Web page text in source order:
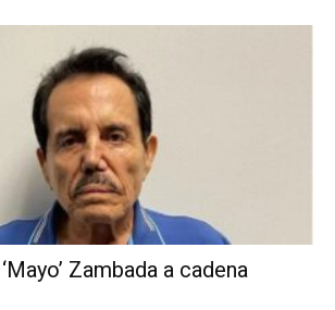
Zambada a cadena